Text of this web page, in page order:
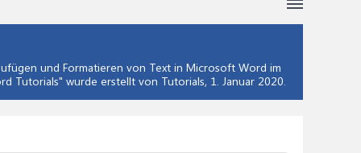
und Formatieren von Text in Microsoft Word im
Tutorials" wurde erstellt von Tutorials, 1. Januar 2020.